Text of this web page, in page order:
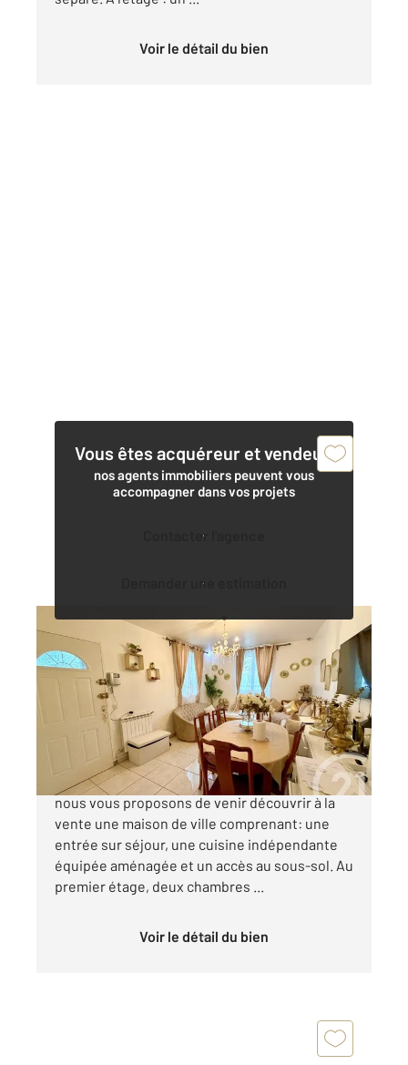
Voir le détail du bien
Vous êtes acquéreur et vendeur,
nos agents immobiliers peuvent vous
accompagner dans vos projets
Contacter l'agence
Demander une estimation
ARGENTEUIL 95
78,44 m
, 5 pièces
Ref : 26261
Maison à vendre
269 000 €
ARGENTEUIL dans le secteur du centre ville
nous vous proposons de venir découvrir à la
vente une maison de ville comprenant: une
entrée sur séjour, une cuisine indépendante
équipée aménagée et un accès au sous-sol. Au
premier étage, deux chambres ...
Voir le détail du bien